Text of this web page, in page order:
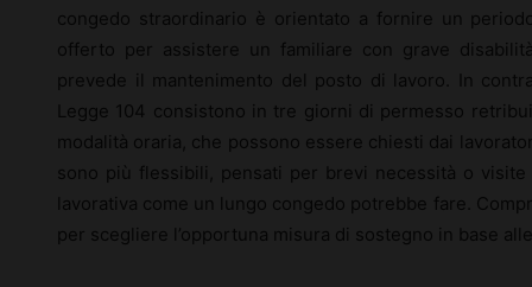
congedo straordinario è orientato a fornire un
offerto per assistere un familiare con grave
prevede il mantenimento del posto di lavoro. In
Legge 104 consistono in tre giorni di permesso
modalità oraria, che possono essere chiesti dai
sono più flessibili, pensati per brevi necessità o
lavorativa come un lungo congedo potrebbe fare.
per scegliere l’opportuna misura di sostegno in base